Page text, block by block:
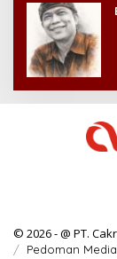
© 2026 - @ PT.
Pedoman